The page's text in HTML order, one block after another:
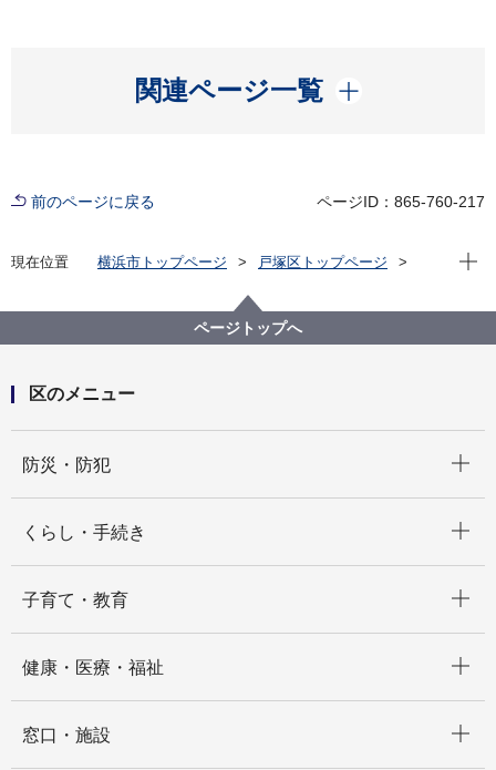
関連ページ一覧
開く
前のページに戻る ページID：865-760-217
現在位置 横浜市トップページ
戸塚区トップページ
ノロウイルス（感染性胃腸炎）・インフルエンザ
現在
ページトップへ
区のメニュー
防災・防犯
くらし・手続き
子育て・教育
健康・医療・福祉
窓口・施設